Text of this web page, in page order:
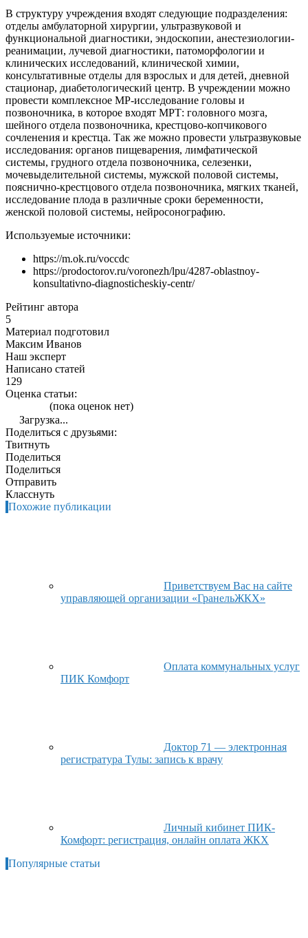
В структуру учреждения входят следующие подразделения:
отделы амбулаторной хирургии, ультразвуковой и
функциональной диагностики, эндоскопии, анестезиологии-
реанимации, лучевой диагностики, патоморфологии и
клинических исследований, клинической химии,
консультативные отделы для взрослых и для детей, дневной
стационар, диабетологический центр. В учреждении можно
провести комплексное МР-исследование головы и
позвоночника, в которое входят МРТ: головного мозга,
шейного отдела позвоночника, крестцово-копчикового
сочленения и крестца. Так же можно провести ультразвуковые
исследования: органов пищеварения, лимфатической
системы, грудного отдела позвоночника, селезенки,
мочевыделительной системы, мужской половой системы,
пояснично-крестцового отдела позвоночника, мягких тканей,
исследование плода в различные сроки беременности,
женской половой системы, нейросонографию.
Используемые источники:
https://m.ok.ru/voccdc
https://prodoctorov.ru/voronezh/lpu/4287-oblastnoy-
konsultativno-diagnosticheskiy-centr/
Рейтинг автора
5
Материал подготовил
Максим Иванов
Наш эксперт
Написано статей
129
Оценка статьи:
(пока оценок нет)
Загрузка...
Поделиться с друзьями:
Твитнуть
Поделиться
Поделиться
Отправить
Класснуть
Похожие публикации
Приветствуем Вас на сайте
управляющей организации «ГранельЖКХ»
Оплата коммунальных услуг
ПИК Комфорт
Доктор 71 — электронная
регистратура Тулы: запись к врачу
Личный кибинет ПИК-
Комфорт: регистрация, онлайн оплата ЖКХ
Популярные статьи